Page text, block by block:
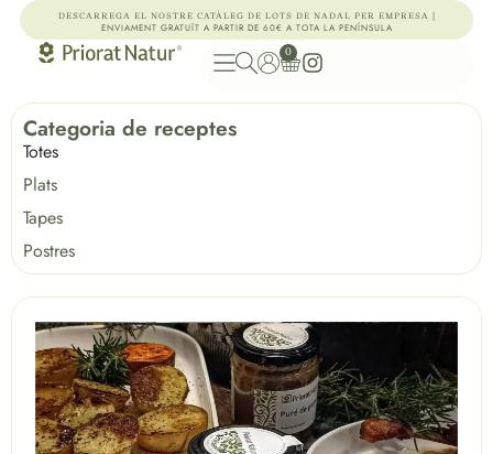
DESCARREGA EL NOSTRE CATÀLEG DE LOTS DE NADAL PER EMPRESA |
ENVIAMENT GRATUÏT A PARTIR DE 60€ A TOTA LA PENÍNSULA
0
Categoria de receptes
Totes
Plats
Tapes
Postres